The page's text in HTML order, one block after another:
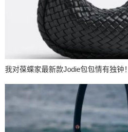
我对葆蝶家最新款Jodie包包情有独钟！